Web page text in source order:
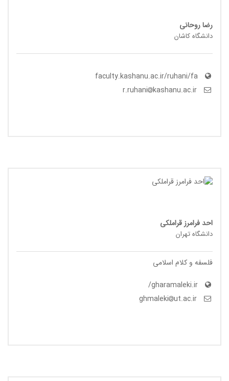
رضا روحانی
دانشگاه کاشان
faculty.kashanu.ac.ir/ruhani/fa
kashanu.ac.ir
احد فرامرز قراملکی
دانشگاه تهران
فلسفه و کلام اسلامی
gharamaleki.ir/
ut.ac.ir